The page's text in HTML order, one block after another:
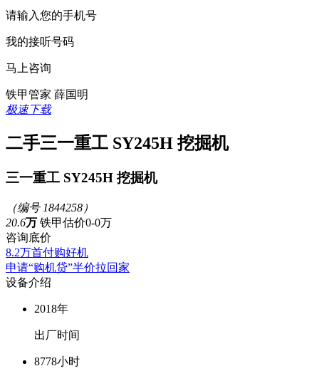
请输入您的手机号
我的接听号码
马上咨询
铁甲管家 薛国明
极速下载
二手三一重工 SY245H 挖掘机
三一重工 SY245H 挖掘机
（编号 1844258）
20.6万 铁甲估价0-0万
咨询底价
8.2万首付购好机
申请“购机贷”半价拉回家
设备介绍
2018年
出厂时间
8778小时